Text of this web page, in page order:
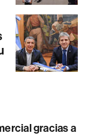
gracias a